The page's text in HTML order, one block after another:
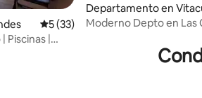
Calificación promedio: 5 de 5; 33
5 (33)
Piscinas |
Departamento en
Moderno Depto en Las